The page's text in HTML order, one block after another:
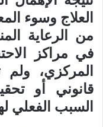
العلاج وسوء
من الرعاية
في مراكز
المركزي،
قانوني أو
السبب الفعلي